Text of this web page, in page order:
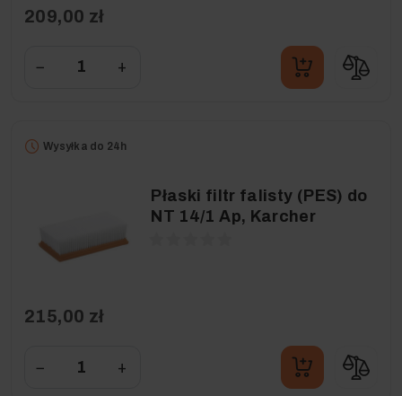
209,00 zł
− +
Wysyłka do 24h
Płaski filtr falisty (PES) do
NT 14/1 Ap, Karcher
215,00 zł
− +